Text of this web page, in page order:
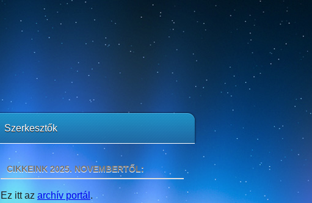
Szerkesztők
CIKKEINK 2025. NOVEMBERTŐL:
Ez itt az archív portál .